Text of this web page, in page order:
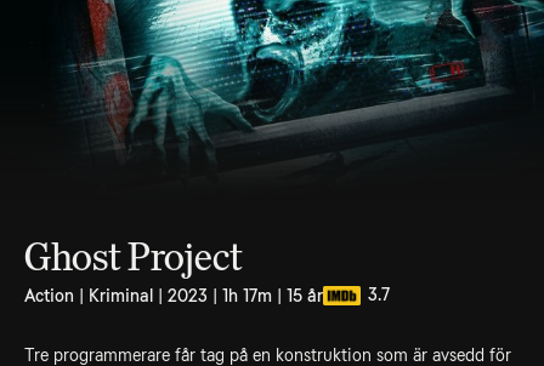
Ghost Project
Action | Kriminal | 2023 | 1h 17m | 15 år 3.7
Tre programmerare får tag på en konstruktion som är avsedd för